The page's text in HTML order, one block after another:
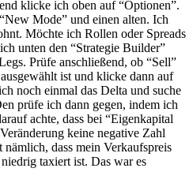
klicke ich oben auf “Optionen”.
Mode” und einen alten. Ich
Möchte ich Rollen oder Spreads
unten den “Strategie Builder”
Prüfe anschließend, ob “Sell”
ist und klicke dann auf
noch einmal das Delta und suche
prüfe ich dann gegen, indem ich
achte, dass bei “Eigenkapital
keine negative Zahl
nämlich, dass mein Verkaufspreis
taxiert ist. Das war es